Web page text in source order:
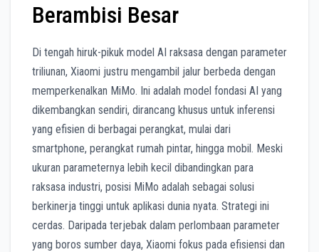
Berambisi Besar
Di tengah hiruk-pikuk model AI raksasa dengan parameter
triliunan, Xiaomi justru mengambil jalur berbeda dengan
memperkenalkan MiMo. Ini adalah model fondasi AI yang
dikembangkan sendiri, dirancang khusus untuk inferensi
yang efisien di berbagai perangkat, mulai dari
smartphone, perangkat rumah pintar, hingga mobil. Meski
ukuran parameternya lebih kecil dibandingkan para
raksasa industri, posisi MiMo adalah sebagai solusi
berkinerja tinggi untuk aplikasi dunia nyata. Strategi ini
cerdas. Daripada terjebak dalam perlombaan parameter
yang boros sumber daya, Xiaomi fokus pada efisiensi dan